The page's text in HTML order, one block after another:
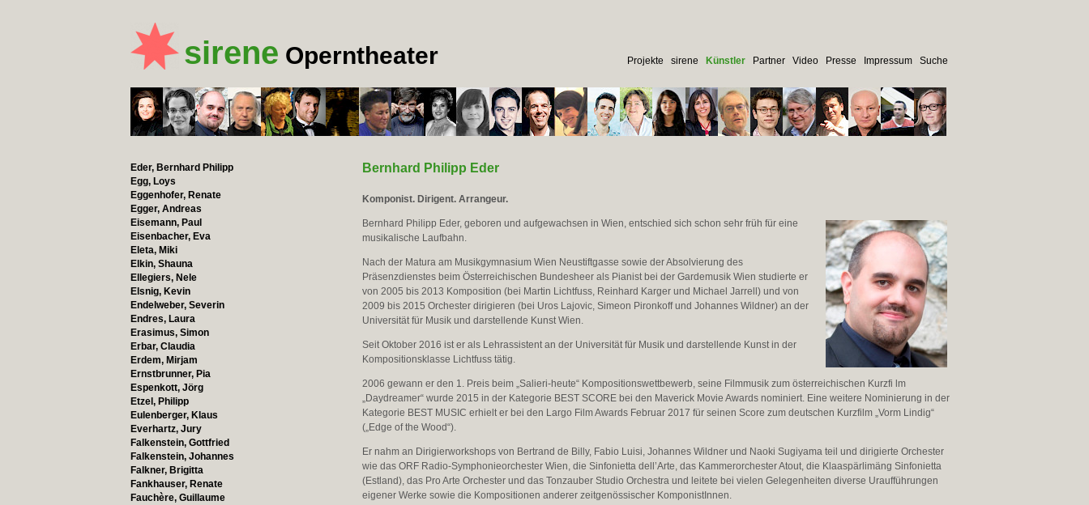
sirene Operntheater Projekte sirene Künstler Partner Video Presse Impressum Suche
Eder, Bernhard Philipp
Egg, Loys
Eggenhofer, Renate
Egger, Andreas
Eisemann, Paul
Eisenbacher, Eva
Eleta, Miki
Elkin, Shauna
Ellegiers, Nele
Elsnig, Kevin
Endelweber, Severin
Endres, Laura
Erasimus, Simon
Erbar, Claudia
Erdem, Mirjam
Ernstbrunner, Pia
Espenkott, Jörg
Etzel, Philipp
Eulenberger, Klaus
Everhartz, Jury
Falkenstein, Gottfried
Falkenstein, Johannes
Falkner, Brigitta
Fankhauser, Renate
Fauchère, Guillaume
Bernhard Philipp Eder
Komponist. Dirigent. Arrangeur.
Bernhard Philipp Eder, geboren und aufgewachsen in Wien, entschied sich schon sehr früh für eine
musikalische Laufbahn.
Nach der Matura am Musikgymnasium Wien Neustiftgasse sowie der Absolvierung des
Präsenzdienstes beim Österreichischen Bundesheer als Pianist bei der Gardemusik Wien studierte er
von 2005 bis 2013 Komposition (bei Martin Lichtfuss, Reinhard Karger und Michael Jarrell) und von
2009 bis 2015 Orchester dirigieren (bei Uros Lajovic, Simeon Pironkoff und Johannes Wildner) an der
Universität für Musik und darstellende Kunst Wien.
Seit Oktober 2016 ist er als Lehrassistent an der Universität für Musik und darstellende Kunst in der
Kompositionsklasse Lichtfuss tätig.
2006 gewann er den 1. Preis beim „Salieri-heute“ Kompositionswettbewerb, seine Filmmusik zum österreichischen Kurzfi lm
„Daydreamer“ wurde 2015 in der Kategorie BEST SCORE bei den Maverick Movie Awards nominiert. Eine weitere Nominierung in der
Kategorie BEST MUSIC erhielt er bei den Largo Film Awards Februar 2017 für seinen Score zum deutschen Kurzfilm „Vorm Lindig“
(„Edge of the Wood“).
Er nahm an Dirigierworkshops von Bertrand de Billy, Fabio Luisi, Johannes Wildner und Naoki Sugiyama teil und dirigierte Orchester
wie das ORF Radio-Symphonieorchester Wien, die Sinfonietta dell’Arte, das Kammerorchester Atout, die Klaaspärlimäng Sinfonietta
(Estland), das Pro Arte Orchester und das Tonzauber Studio Orchestra und leitete bei vielen Gelegenheiten diverse Uraufführungen
eigener Werke sowie die Kompositionen anderer zeitgenössischer KomponistInnen.